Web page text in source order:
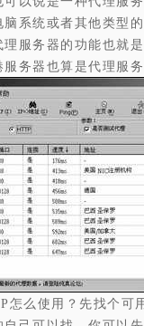
系统或者其他类型
理服务 器的功能也就
务器也算是代理服务
怎么使用？先找个可